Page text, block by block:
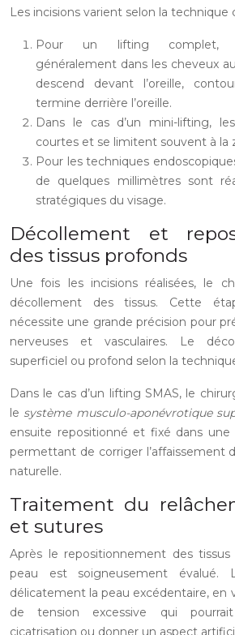
Les incisions varient selon la technique
Pour un lifting complet,
généralement dans les cheveux
descend devant l’oreille,
termine derrière l’oreille.
Dans le cas d’un mini-lifting,
courtes et se limitent souvent à la
Pour les techniques
de quelques millimètres sont
stratégiques du visage.
Décollement et
des tissus profonds
Une fois les incisions réalisées, le
décollement des tissus. Cette
nécessite une grande précision pour
nerveuses et vasculaires. Le
superficiel ou profond selon la
Dans le cas d’un lifting SMAS, le
le système musculo-aponévrotique
ensuite repositionné et fixé dans une
permettant de corriger l’affaissement
naturelle.
Traitement du
et sutures
Après le repositionnement des tissus
peau est soigneusement évalué.
délicatement la peau excédentaire, en
de tension excessive qui
cicatrisation ou donner un aspect